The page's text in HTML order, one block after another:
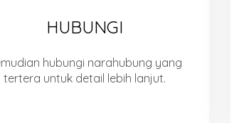
HUBUNGI
hubungi narahubung yang
tertera untuk detail lebih lanjut.